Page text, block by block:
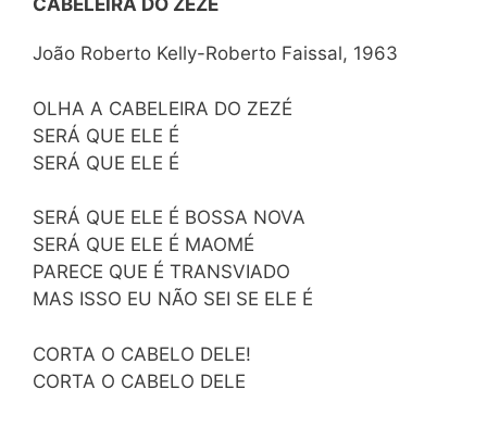
CABELEIRA DO ZEZÉ
João Roberto Kelly-Roberto Faissal, 1963
OLHA A CABELEIRA DO ZEZÉ
SERÁ QUE ELE É
SERÁ QUE ELE É
SERÁ QUE ELE É BOSSA NOVA
SERÁ QUE ELE É MAOMÉ
PARECE QUE É TRANSVIADO
MAS ISSO EU NÃO SEI SE ELE É
CORTA O CABELO DELE!
CORTA O CABELO DELE